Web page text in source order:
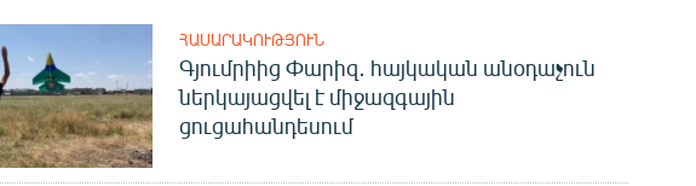
ՀԱՍԱՐԱԿՈՒԹՅՈՒՆ
Գյումրիից Փարիզ․ հայկական անօդաչուն
ներկայացվել է միջազգային
ցուցահանդեսում